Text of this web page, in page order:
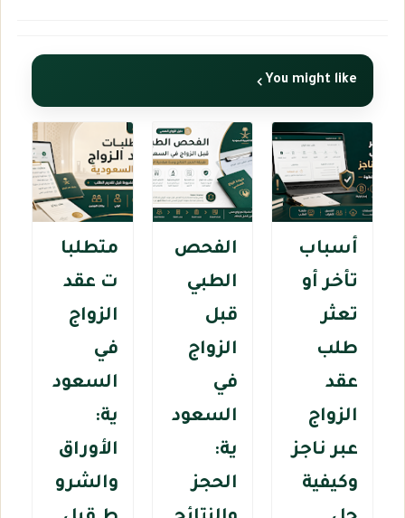
You might like
أسباب
تأخر أو
تعثر
طلب
عقد
الزواج
عبر ناجز
وكيفية
الفحص
الطبي
قبل
الزواج
في
السعود
ية:
الحجز
متطلبا
ت عقد
الزواج
في
السعود
ية:
الأوراق
والشرو